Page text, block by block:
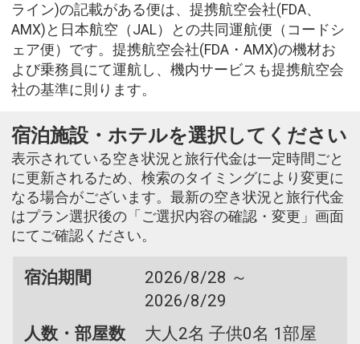
ライン)の記載がある便は、提携航空会社(FDA、
AMX)と日本航空（JAL）との共同運航便（コードシ
ェア便）です。提携航空会社(FDA・AMX)の機材お
よび乗務員にて運航し、機内サービスも提携航空会
社の基準に則ります。
宿泊施設・ホテルを選択してください
表示されている空き状況と旅行代金は一定時間ごと
に更新されるため、検索のタイミングにより変更に
なる場合がございます。最新の空き状況と旅行代金
はプラン選択後の「ご選択内容の確認・変更」画面
にてご確認ください。
宿泊期間
2026/8/28 ～
2026/8/29
人数・部屋数
大人2名 子供0名 1部屋